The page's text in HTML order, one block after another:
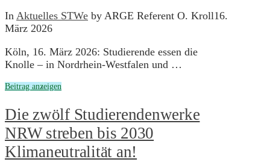
In Aktuelles STWe by ARGE Referent O. Kroll16.
März 2026
Köln, 16. März 2026: Studierende essen die
Knolle – in Nordrhein-Westfalen und …
Beitrag anzeigen
Die zwölf Studierendenwerke
NRW streben bis 2030
Klimaneutralität an!